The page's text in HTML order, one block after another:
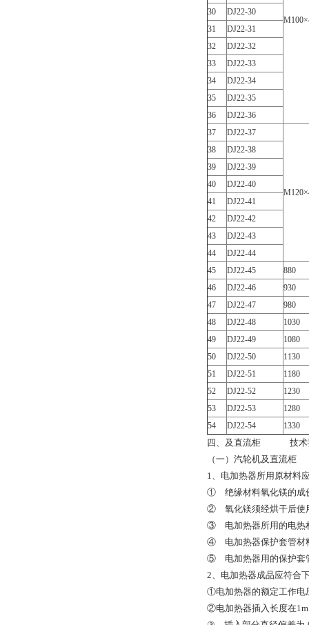
30
DJ22-30
31
DJ22-31
32
DJ22-32
33
DJ22-33
34
DJ22-34
35
DJ22-35
36
DJ22-36
37
DJ22-37
38
DJ22-38
39
DJ22-39
40
DJ22-40
41
DJ22-41
42
DJ22-42
43
DJ22-43
44
DJ22-44
45
DJ22-45
880
46
DJ22-46
930
47
DJ22-47
980
48
DJ22-48
1030
49
DJ22-49
1080
50
DJ22-50
1130
51
DJ22-51
1180
52
DJ22-52
1230
53
DJ22-53
1280
54
DJ22-54 1330
四、 及直流柜 技术
（一）汽轮机及直流柜
1、电加热器所用原材料
① 绝缘材料氧化镁的成
② 氧化镁须经烘干后使
③ 电加热器所用的电热
④ 电加热器保护套管材
⑤ 电加热器用的保护套
2、电加热器成品应符合
①电加热器的额定工作电
②电加热器插入长度在1m